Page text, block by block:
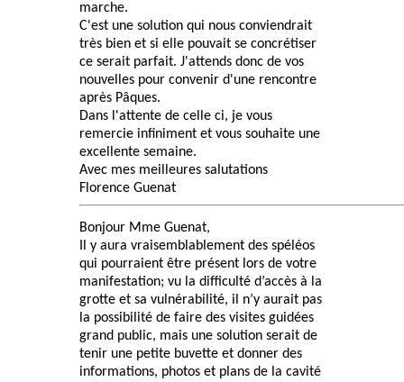
marche.
C'est une solution qui nous conviendrait
très bien et si elle pouvait se concrétiser
ce serait parfait. J'attends donc de vos
nouvelles pour convenir d'une rencontre
après Pâques.
Dans l'attente de celle ci, je vous
remercie infiniment et vous souhaite une
excellente semaine.
Avec mes meilleures salutations
Florence Guenat
Bonjour Mme Guenat,
Il y aura vraisemblablement des spéléos
qui pourraient être présent lors de votre
manifestation; vu la difficulté d’accès à la
grotte et sa vulnérabilité, il n’y aurait pas
la possibilité de faire des visites guidées
grand public, mais une solution serait de
tenir une petite buvette et donner des
informations, photos et plans de la cavité